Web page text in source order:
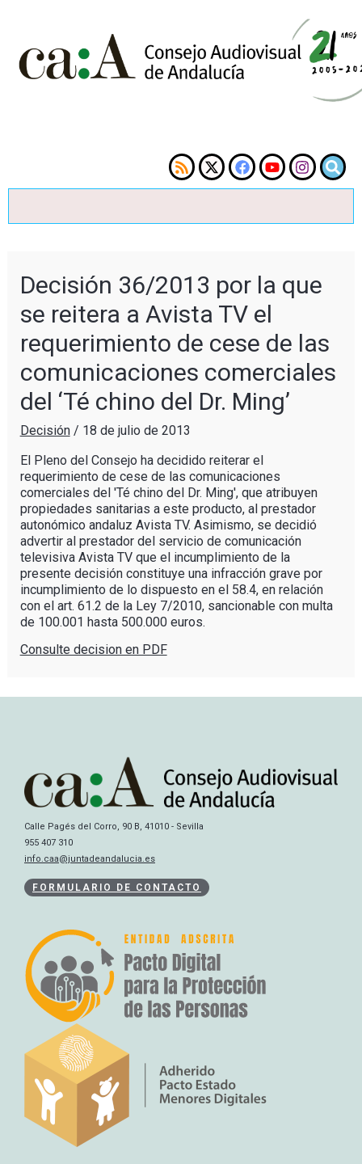
Decisión 36/2013 por la que
se reitera a Avista TV el
requerimiento de cese de las
comunicaciones comerciales
del ‘Té chino del Dr. Ming’
Decisión/ 18 de julio de 2013
El Pleno del Consejo ha decidido reiterar el
requerimiento de cese de las comunicaciones
comerciales del 'Té chino del Dr. Ming', que atribuyen
propiedades sanitarias a este producto, al prestador
autonómico andaluz Avista TV. Asimismo, se decidió
advertir al prestador del servicio de comunicación
televisiva Avista TV que el incumplimiento de la
presente decisión constituye una infracción grave por
incumplimiento de lo dispuesto en el 58.4, en relación
con el art. 61.2 de la Ley 7/2010, sancionable con multa
de 100.001 hasta 500.000 euros.
Consulte decision en PDF
Calle Pagés del Corro, 90 B, 41010 - Sevilla
955 407 310
info.caa@juntadeandalucia.es
FORMULARIO DE CONTACTO